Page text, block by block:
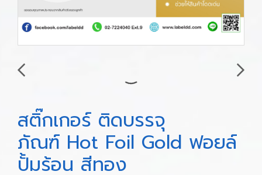
สติ๊กเกอร์ ติดบรรจุ
ภัณฑ์ Hot Foil Gold ฟอยล์
ปั้มร้อน สีทอง